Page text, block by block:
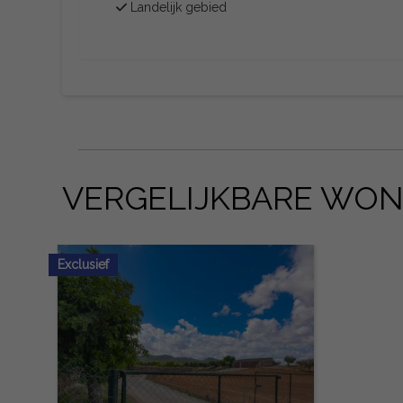
Landelijk gebied
VERGELIJKBARE
Exclusief